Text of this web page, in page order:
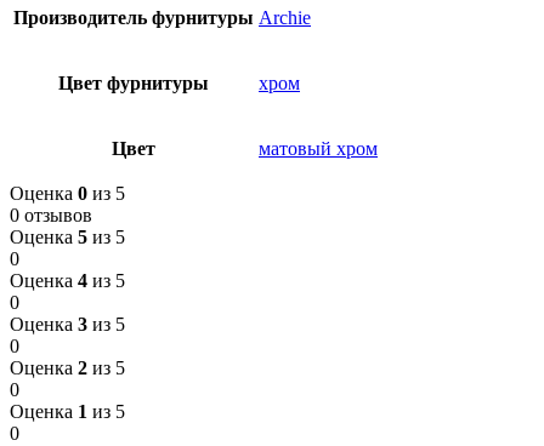
Производитель фурнитуры Archie
Цвет фурнитуры хром
Цвет матовый хром
Оценка 0 из 5
0 отзывов
Оценка 5 из 5
0
Оценка 4 из 5
0
Оценка 3 из 5
0
Оценка 2 из 5
0
Оценка 1 из 5
0